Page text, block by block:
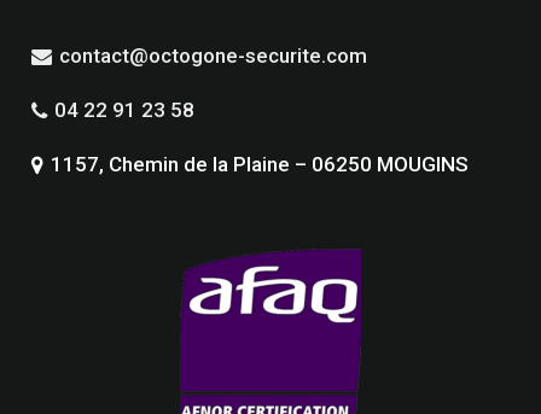
contact@octogone-securite.com
04 22 91 23 58
1157, Chemin de la Plaine – 06250 MOUGINS